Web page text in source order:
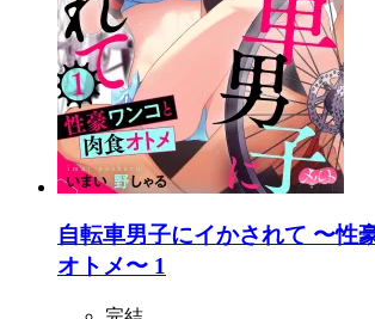
自転車男子にイかされて 〜性
オトメ〜 1